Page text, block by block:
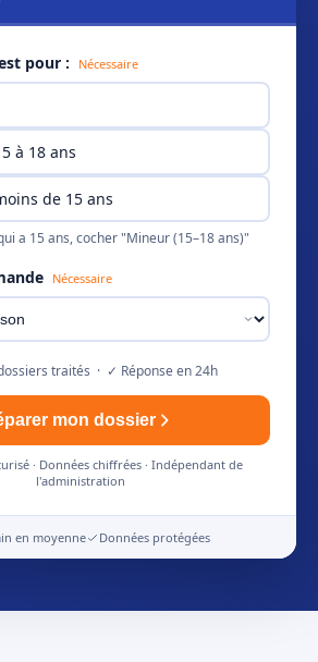
pour : Nécessaire
à 18 ans
de 15 ans
a 15 ans, cocher "Mineur (15–18 ans)"
Nécessaire
traités · ✓ Réponse en 24h
mon dossier
· Données chiffrées · Indépendant de
l'administration
en moyenne Données protégées